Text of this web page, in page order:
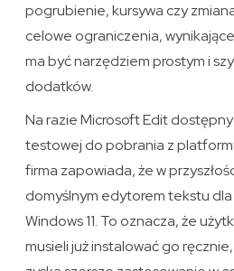
pogrubienie, kursywa czy
celowe ograniczenia,
ma być narzędziem prostym i
dodatków.
Na razie Microsoft Edit
testowej do pobrania z
firma zapowiada, że w
domyślnym edytorem tekstu
Windows 11. To oznacza, że
musieli już instalować go